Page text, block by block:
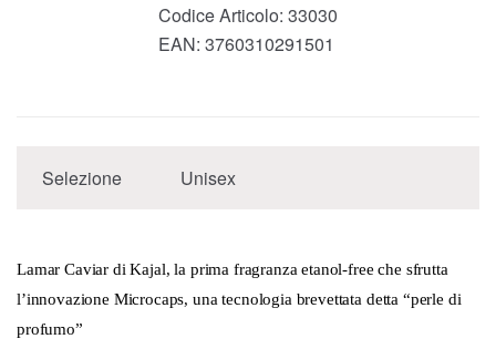
Codice Articolo: 33030
EAN: 3760310291501
Selezione Unisex
Lamar Caviar di Kajal, la prima fragranza etanol-free che sfrutta
l’innovazione Microcaps, una tecnologia brevettata detta “perle di
profumo”